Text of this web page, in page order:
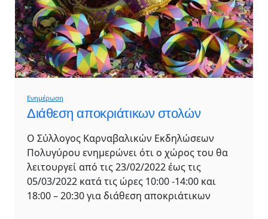
Ενημέρωση
Διάθεση αποκριάτικων στολών
Ο Σύλλογος Καρναβαλικών Εκδηλώσεων
Πολυγύρου ενημερώνει ότι ο χώρος του θα
λειτουργεί από τις 23/02/2022 έως τις
05/03/2022 κατά τις ώρες 10:00 -14:00 και
18:00 – 20:30 για διάθεση αποκριάτικων